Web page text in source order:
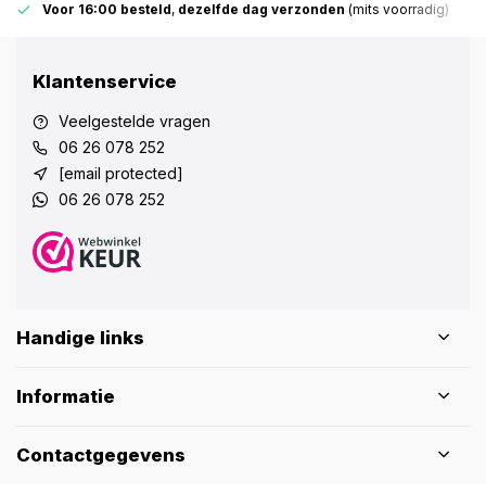
Voor 16:00 besteld, dezelfde dag verzonden (mits voorradig)
Klantenservice
Veelgestelde vragen
06 26 078 252
[email protected]
06 26 078 252
Handige links
Informatie
Contactgegevens